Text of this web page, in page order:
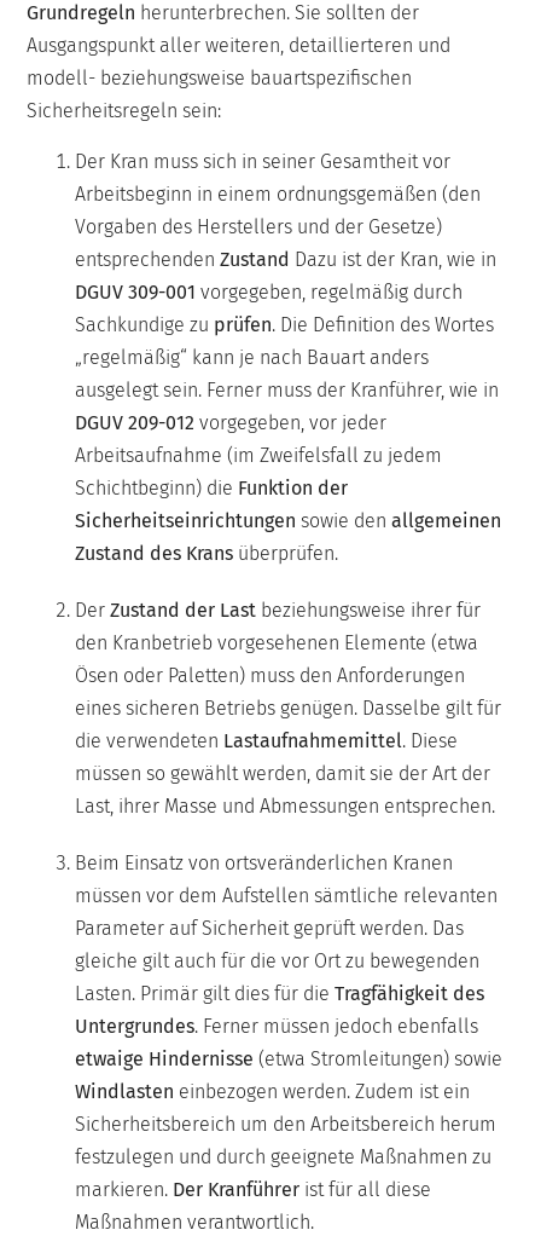
Grundregeln herunterbrechen. Sie sollten der
Ausgangspunkt aller weiteren, detaillierteren und
modell- beziehungsweise bauartspezifischen
Sicherheitsregeln sein:
Der Kran muss sich in seiner Gesamtheit vor
Arbeitsbeginn in einem ordnungsgemäßen (den
Vorgaben des Herstellers und der Gesetze)
entsprechendenZustand Dazu ist der Kran, wie in
DGUV 309-001 vorgegeben, regelmäßig durch
Sachkundige zu prüfen. Die Definition des Wortes
„regelmäßig“ kann je nach Bauart anders
ausgelegt sein. Ferner muss der Kranführer, wie in
DGUV 209-012 vorgegeben, vor jeder
Arbeitsaufnahme (im Zweifelsfall zu jedem
Schichtbeginn) die Funktion der
Sicherheitseinrichtungen sowie denallgemeinen
Zustand des Krans überprüfen.
DerZustand der Last beziehungsweise ihrer für
den Kranbetrieb vorgesehenen Elemente (etwa
Ösen oder Paletten) muss den Anforderungen
eines sicheren Betriebs genügen. Dasselbe gilt für
die verwendeten Lastaufnahmemittel. Diese
müssen so gewählt werden, damit sie der Art der
Last, ihrer Masse und Abmessungen entsprechen.
Beim Einsatz von ortsveränderlichen Kranen
müssen vor dem Aufstellen sämtliche relevanten
Parameter auf Sicherheit geprüft werden. Das
gleiche gilt auch für die vor Ort zu bewegenden
Lasten. Primär gilt dies für dieTragfähigkeit des
Untergrundes. Ferner müssen jedoch ebenfalls
etwaige Hindernisse (etwa Stromleitungen) sowie
Windlasten einbezogen werden. Zudem ist ein
Sicherheitsbereich um den Arbeitsbereich herum
festzulegen und durch geeignete Maßnahmen zu
markieren. Der Kranführer ist für all diese
Maßnahmen verantwortlich.